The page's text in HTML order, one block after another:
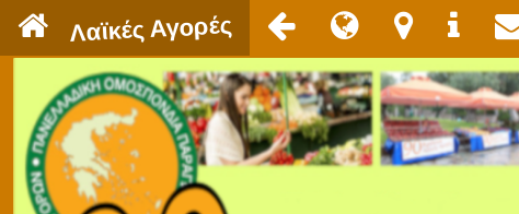
Λαϊκές Αγορές